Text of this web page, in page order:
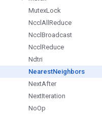
MutexLock
Nccl All Reduce
Nccl Broadcast
Nccl Reduce
Ndtri
NearestNeighbors
NextAfter
NextIteration
NoOp